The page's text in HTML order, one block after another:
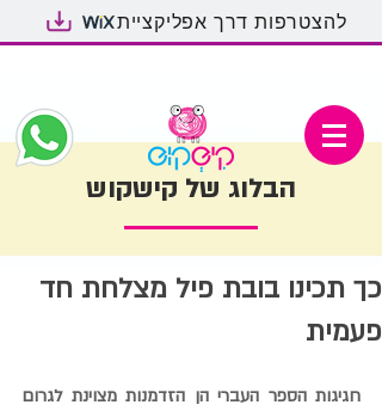
להצטרפות דרך אפליקציית
הבלוג של קישקוש
כך תכינו בובת פיל מצלחת חד
פעמית